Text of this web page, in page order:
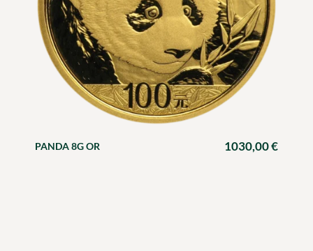
PANDA 8G OR 1030,00€